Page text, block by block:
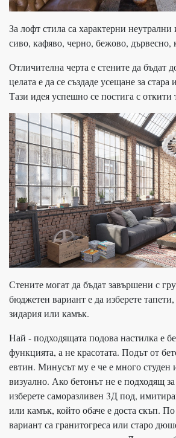
За лофт стила са характерни
сиво, кафяво, черно, бежово, дървесно,
Отличителна черта е стените да бъдат
целата е да се създаде усещане за стара
Тази идея успешно се постига с откити
Стените могат да бъдат завършени с
бюджетен вариант е да изберете
зидария или камък.
Най - подходящата подова настилка е
функцията, а не красотата. Подът от
евтин. Минусът му е че е много студен
визуално. Ако бетонът не е подходящ
изберете саморазливен 3Д под,
или камък, който обаче е доста скъп.
вариант са гранитогреса или старо